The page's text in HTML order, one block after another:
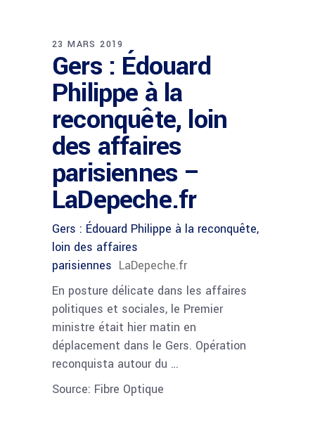
23 MARS 2019
Gers : Édouard
Philippe à la
reconquête, loin
des affaires
parisiennes –
LaDepeche.fr
Gers : Édouard Philippe à la reconquête,
loin des affaires
parisiennes LaDepeche.fr
En posture délicate dans les affaires
politiques et sociales, le Premier
ministre était hier matin en
déplacement dans le Gers. Opération
reconquista autour du …
Source: Fibre Optique